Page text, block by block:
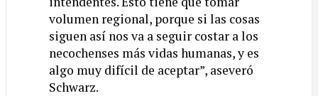
volumen regional, porque si las cosas
siguen así nos va a seguir costar a los
necochenses más vidas humanas, y es
algo muy difícil de aceptar”, aseveró
Schwarz.